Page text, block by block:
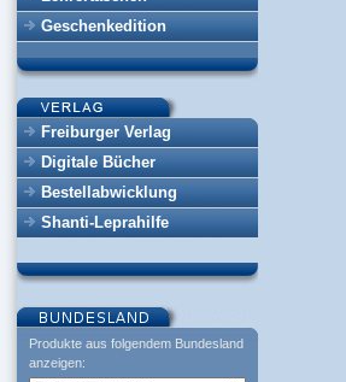
Geschenkedition
Freiburger Verlag
Digitale Bücher
Bestellabwicklung
Shanti-Leprahilfe
Produkte aus folgendem Bundesland
anzeigen: